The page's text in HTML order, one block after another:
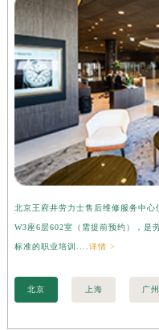
北京王府井劳力士售后维修服务中
W3座6层602室（需提前预约），是
标准的职业培训....详情 >
北京 上海 广州